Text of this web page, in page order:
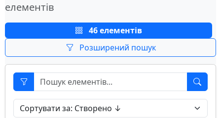
елементів
46 елементів
Розширений пошук